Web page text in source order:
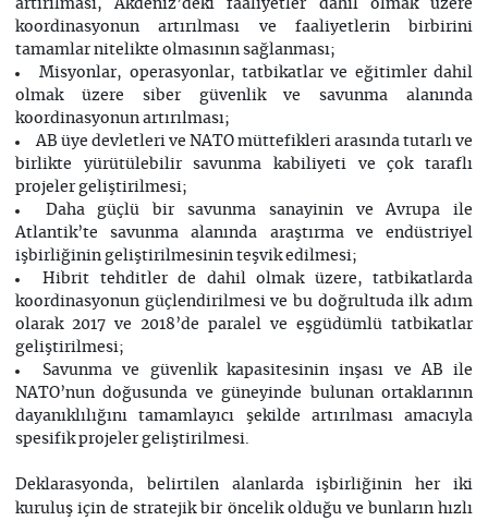
artırılması, Akdeniz’deki faaliyetler dahil olmak üzere
koordinasyonun artırılması ve faaliyetlerin birbirini
tamamlar nitelikte olmasının sağlanması;
Misyonlar, operasyonlar, tatbikatlar ve eğitimler dahil
olmak üzere siber güvenlik ve savunma alanında
koordinasyonun artırılması;
AB üye devletleri ve NATO müttefikleri arasında tutarlı ve
birlikte yürütülebilir savunma kabiliyeti ve çok taraflı
projeler geliştirilmesi;
Daha güçlü bir savunma sanayinin ve Avrupa ile
Atlantik’te savunma alanında araştırma ve endüstriyel
işbirliğinin geliştirilmesinin teşvik edilmesi;
Hibrit tehditler de dahil olmak üzere, tatbikatlarda
koordinasyonun güçlendirilmesi ve bu doğrultuda ilk adım
olarak 2017 ve 2018’de paralel ve eşgüdümlü tatbikatlar
geliştirilmesi;
Savunma ve güvenlik kapasitesinin inşası ve AB ile
NATO’nun doğusunda ve güneyinde bulunan ortaklarının
dayanıklılığını tamamlayıcı şekilde artırılması amacıyla
spesifik projeler geliştirilmesi.
Deklarasyonda, belirtilen alanlarda işbirliğinin her iki
kuruluş için de stratejik bir öncelik olduğu ve bunların hızlı